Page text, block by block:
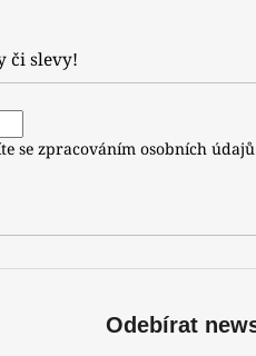
či slevy!
se zpracováním osobních údajů
Odebírat